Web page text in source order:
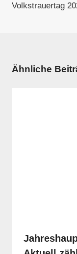
Volkstrauertag
Ähnliche